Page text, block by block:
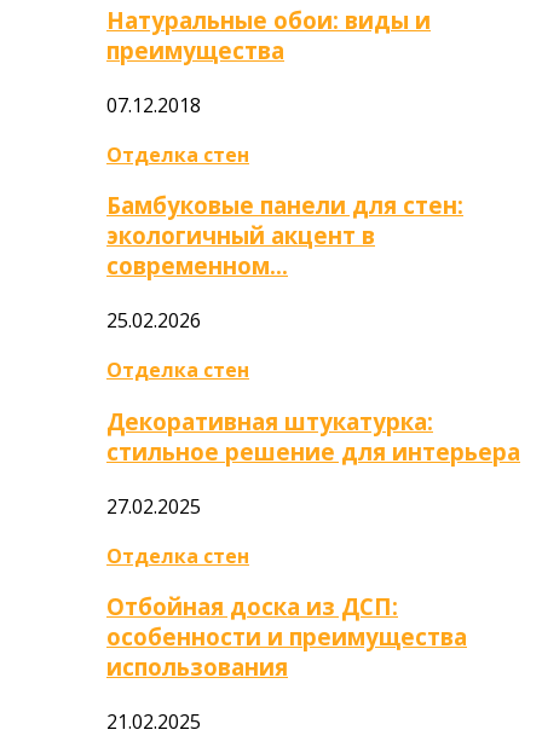
Натуральные обои: виды и
преимущества
07.12.2018
Отделка стен
Бамбуковые панели для стен:
экологичный акцент в
современном…
25.02.2026
Отделка стен
Декоративная штукатурка:
стильное решение для интерьера
27.02.2025
Отделка стен
Отбойная доска из ДСП:
особенности и преимущества
использования
21.02.2025